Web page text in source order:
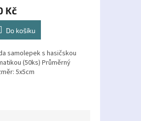
Kč
Do košíku
samolepek s hasičskou
(50ks) Průměrný
5x5cm